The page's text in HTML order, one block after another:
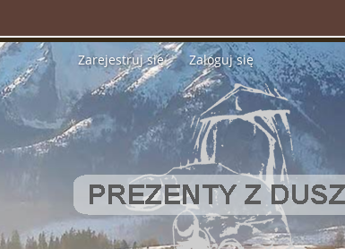
Zarejestruj się Zaloguj się